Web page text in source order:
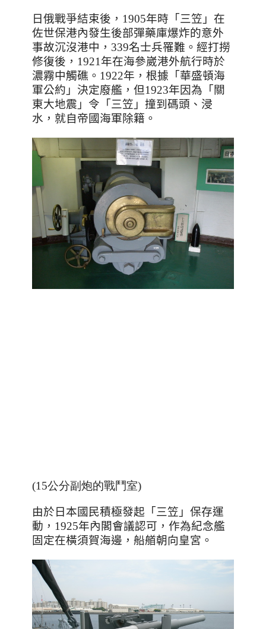
日俄戰爭結束後， 1905年時「三笠」在
佐世保港內發生後部彈藥庫爆炸的意外
事故沉沒港中， 339名士兵罹難。經打撈
修復後， 1921年在海參崴港外航行時於
濃霧中觸礁。 1922年，根據「華盛頓海
軍公約」決定廢艦，但1923年因為「關
東大地震」令「三笠」撞到碼頭、浸
水，就自帝國海軍除籍。
(15公分副炮的戰鬥室)
由於日本國民積極發起「三笠」保存運
動， 1925年內閣會議認可，作為紀念艦
固定在橫須賀海邊，船艏朝向皇宮。